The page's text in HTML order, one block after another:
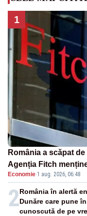
1
România a scăpat
Agenția Fitch
negativă
Economie·1 aug. 2026, 06:48
2România în alertă
Dunăre care pune
cunoscută de pe